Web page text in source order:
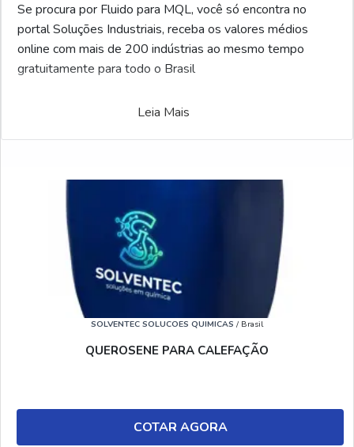
Se procura por Fluido para MQL, você só encontra no
portal Soluções Industriais, receba os valores médios
online com mais de 200 indústrias ao mesmo tempo
gratuitamente para todo o Brasil
Leia Mais
SOLVENTEC SOLUCOES QUIMICAS / Brasil
QUEROSENE PARA CALEFAÇÃO
COTAR AGORA